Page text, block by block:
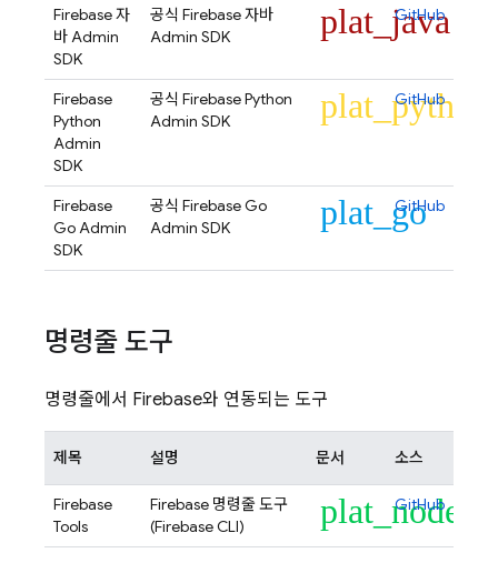
Firebase 자
바 Admin
SDK
공식 Firebase 자바
Admin SDK
plat_java
GitHub
Firebase
Python
Admin
SDK
공식 Firebase Python
Admin SDK
plat_python
GitHub
Firebase
Go Admin
SDK
공식 Firebase Go
Admin SDK
plat_go
GitHub
명령줄 도구
명령줄에서 Firebase와 연동되는 도구
제목 설명 문서 소스
Firebase
Tools
Firebase 명령줄 도구
(FirebaseCLI) plat_node
GitHub